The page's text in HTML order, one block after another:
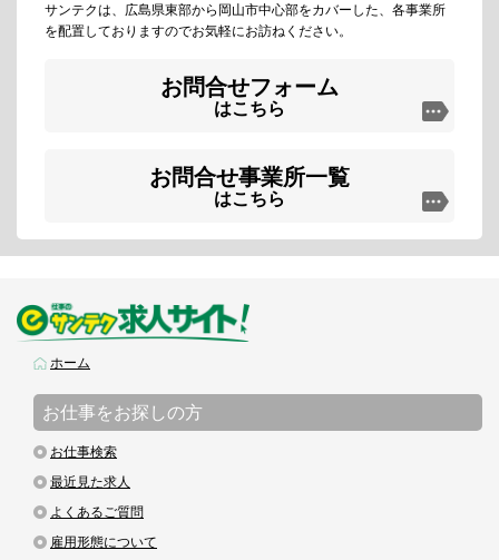
サンテクは、広島県東部から岡山市中心部をカバーした、各事業所
を配置しておりますのでお気軽にお訪ねください。
お問合せフォーム
はこちら
お問合せ事業所一覧
はこちら
ホーム
お仕事をお探しの方
お仕事検索
最近見た求人
よくあるご質問
雇用形態について